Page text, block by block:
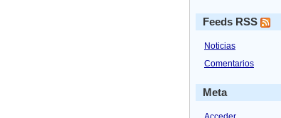
Feeds RSS
Noticias
Comentarios
Meta